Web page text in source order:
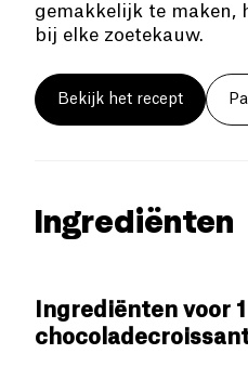
gemakkelijk te maken,
bij elke zoetekauw.
Bekijk het recept
Ingrediënten
Ingrediënten voor 1